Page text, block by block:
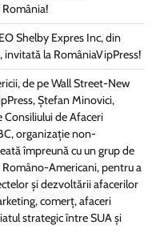
Shelby Expres Inc, din
la RomâniaVipPress!
de pe Wall Street-New
Ștefan Minovici,
Consiliului de Afaceri
organizație non-
împreună cu un grup de
Americani, pentru a
și dezvoltării afacerilor
comerț, afaceri
strategic între SUA și